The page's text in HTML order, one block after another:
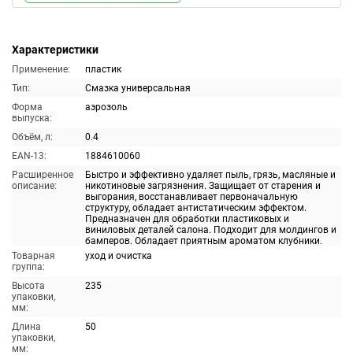
Характеристики
Применение:
пластик
Тип:
Смазка универсальная
Форма
выпуска:
аэрозоль
Объём, л:
0.4
EAN-13:
1884610060
Расширенное
описание:
Быстро и эффективно удаляет пыль, грязь, масляные и
никотиновые загрязнения. Защищает от старения и
выгорания, восстанавливает первоначальную
структуру, обладает антистатическим эффектом.
Предназначен для обработки пластиковых и
виниловых деталей салона. Подходит для молдингов и
бамперов. Обладает приятным ароматом клубники.
Товарная
группа:
уход и очистка
Высота
упаковки,
мм:
235
Длина
упаковки,
мм:
50